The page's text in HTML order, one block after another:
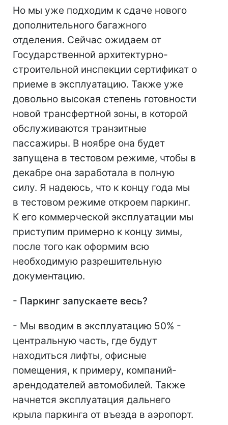
Но мы уже подходим к сдаче нового
дополнительного багажного
отделения. Сейчас ожидаем от
Государственной архитектурно-
строительной инспекции сертификат о
приеме в эксплуатацию. Также уже
довольно высокая степень готовности
новой трансфертной зоны, в которой
обслуживаются транзитные
пассажиры. В ноябре она будет
запущена в тестовом режиме, чтобы в
декабре она заработала в полную
силу. Я надеюсь, что к концу года мы
в тестовом режиме откроем паркинг.
К его коммерческой эксплуатации мы
приступим примерно к концу зимы,
после того как оформим всю
необходимую разрешительную
документацию.
- Паркинг запускаете весь?
- Мы вводим в эксплуатацию 50% -
центральную часть, где будут
находиться лифты, офисные
помещения, к примеру, компаний-
арендодателей автомобилей. Также
начнется эксплуатация дальнего
крыла паркинга от въезда в аэропорт.